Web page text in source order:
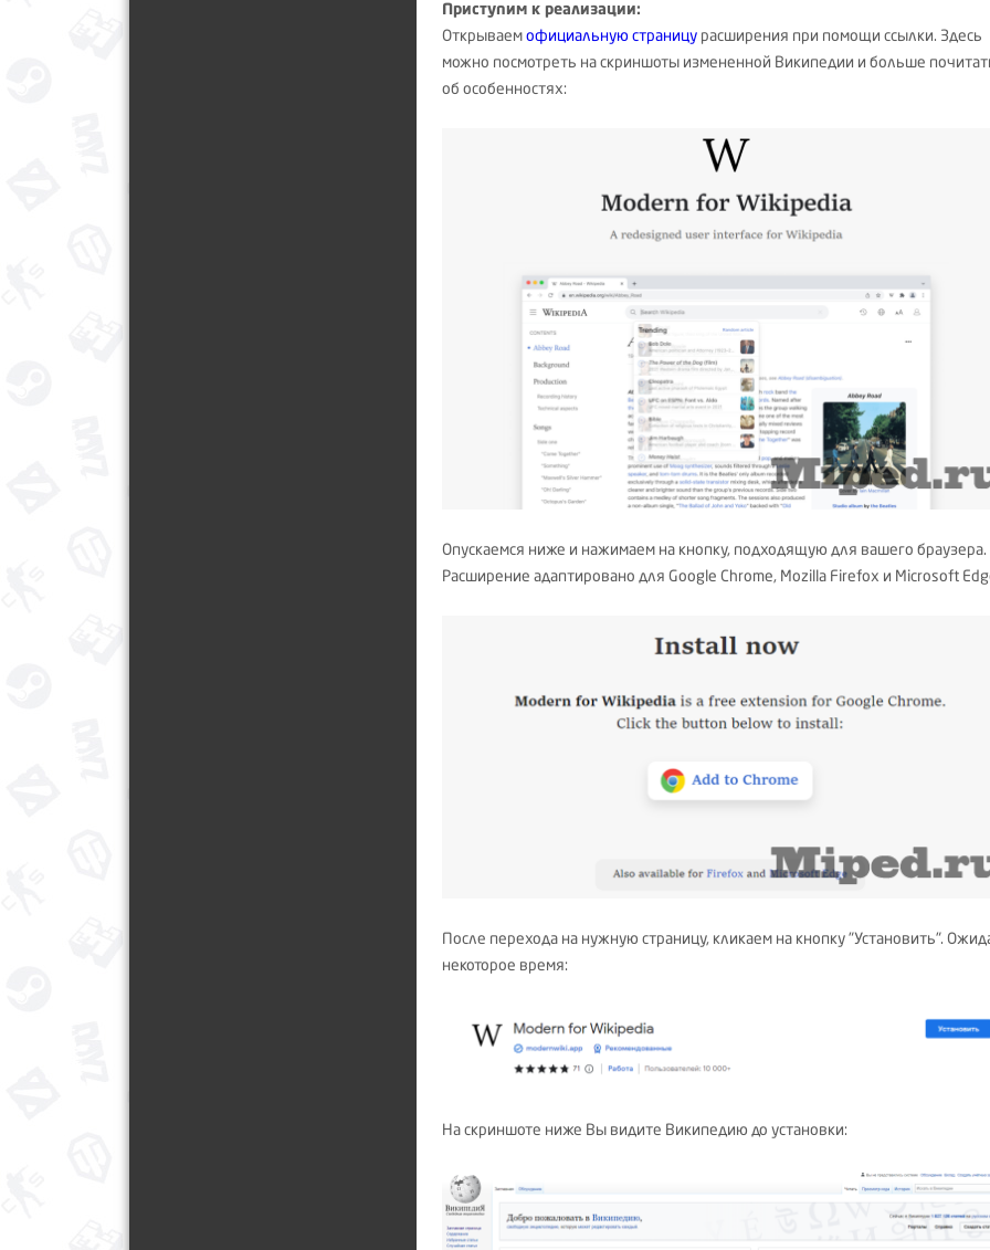
Приступим к реализации:
Открываемофициальную страницу расширения при помощи ссылки. Здесь
можно посмотреть на скриншоты измененной Википедии и больше
об особенностях:
Опускаемся ниже и нажимаем на кнопку, подходящую для вашего браузера.
Расширение адаптировано для Google Chrome, Mozilla Firefox и Microsoft
После перехода на нужную страницу, кликаем на кнопку "Установить".
некоторое время:
На скриншоте ниже Вы видите Википедию до установки: